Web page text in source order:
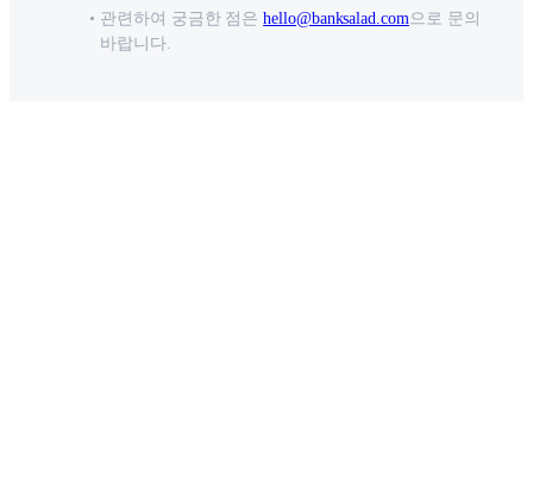
관련하여 궁금한 점은 hello@banksalad.com 으로 문의
바랍니다.